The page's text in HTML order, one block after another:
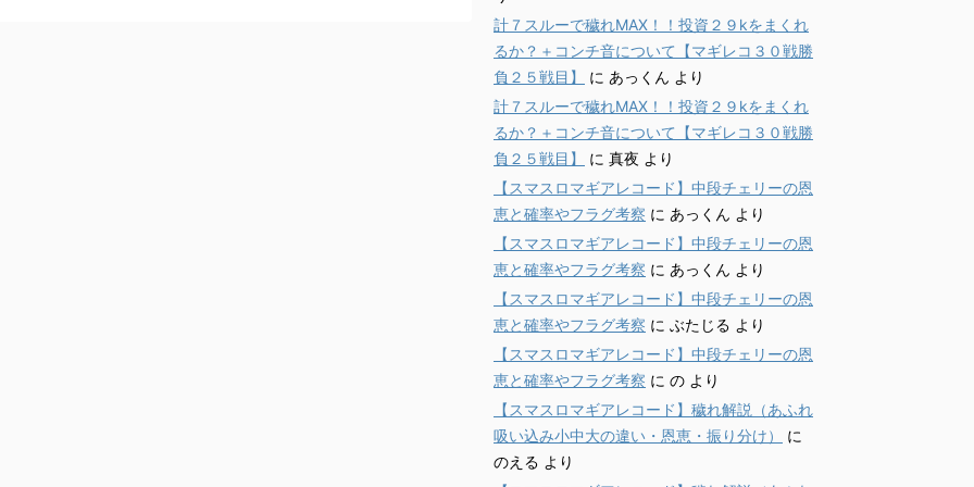
計７スルーで穢れMAX！！投資２９kをまくれ
るか？＋コンチ音について【マギレコ３０戦勝
負２５戦目】
に あっくん より
計７スルーで穢れMAX！！投資２９kをまくれ
るか？＋コンチ音について【マギレコ３０戦勝
負２５戦目】
に 真夜 より
【スマスロマギアレコード】中段チェリーの恩
恵と確率やフラグ考察 に あっくん より
【スマスロマギアレコード】中段チェリーの恩
恵と確率やフラグ考察 に あっくん より
【スマスロマギアレコード】中段チェリーの恩
恵と確率やフラグ考察 に ぶたじる より
【スマスロマギアレコード】中段チェリーの恩
恵と確率やフラグ考察 に の より
【スマスロマギアレコード】穢れ解説（あふれ
吸い込み小中大の違い・恩恵・振り分け）
に
のえる より